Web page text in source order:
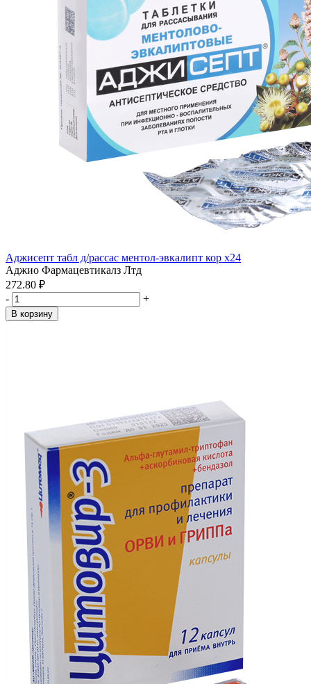
Аджисепт табл д/рассас ментол-эвкалипт кор x24
Аджио Фармацевтикалз Лтд
272.80 ₽
-
+
В корзину